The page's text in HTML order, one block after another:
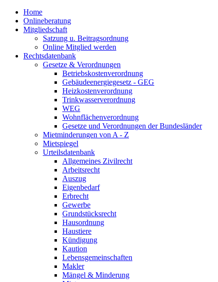
Home
Onlineberatung
Mitgliedschaft
Satzung u. Beitragsordnung
Online Mitglied werden
Rechtsdatenbank
Gesetze & Verordnungen
Betriebskostenverordnung
Gebäudeenergiegesetz - GEG
Heizkostenverordnung
Trinkwasserverordnung
WEG
Wohnflächenverordnung
Gesetze und Verordnungen der Bundesländer
Mietminderungen von A - Z
Mietspiegel
Urteilsdatenbank
Allgemeines Zivilrecht
Arbeitsrecht
Auszug
Eigenbedarf
Erbrecht
Gewerbe
Grundstücksrecht
Hausordnung
Haustiere
Kündigung
Kaution
Lebensgemeinschaften
Makler
Mängel & Minderung